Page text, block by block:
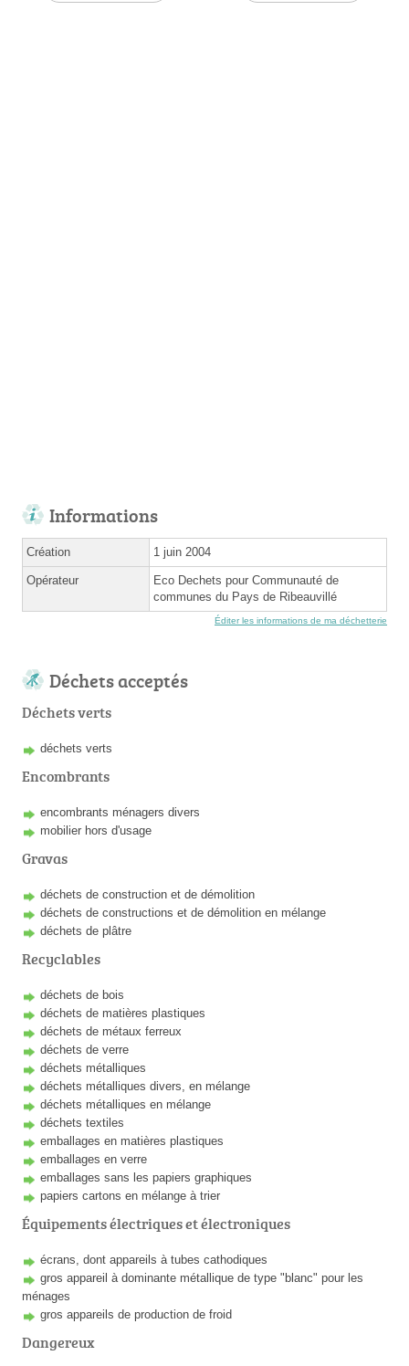
Informations
Création 1 juin 2004
Opérateur
Eco Dechets pour Communauté de
communes du Pays de Ribeauvillé
Éditer les informations de ma déchetterie
Déchets acceptés
Déchets verts
déchets verts
Encombrants
encombrants ménagers divers
mobilier hors d'usage
Gravas
déchets de construction et de démolition
déchets de constructions et de démolition en mélange
déchets de plâtre
Recyclables
déchets de bois
déchets de matières plastiques
déchets de métaux ferreux
déchets de verre
déchets métalliques
déchets métalliques divers, en mélange
déchets métalliques en mélange
déchets textiles
emballages en matières plastiques
emballages en verre
emballages sans les papiers graphiques
papiers cartons en mélange à trier
Équipements électriques et électroniques
écrans, dont appareils à tubes cathodiques
gros appareil à dominante métallique de type "blanc" pour les
ménages
gros appareils de production de froid
Dangereux